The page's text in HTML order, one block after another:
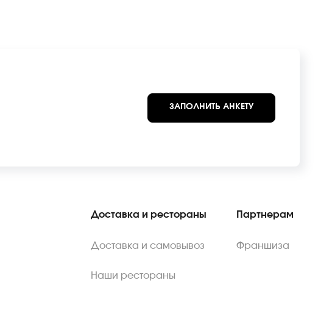
ЗАПОЛНИТЬ АНКЕТУ
Доставка и рестораны
Доставка и самовывоз
Наши рестораны
Партнерам
Франшиза